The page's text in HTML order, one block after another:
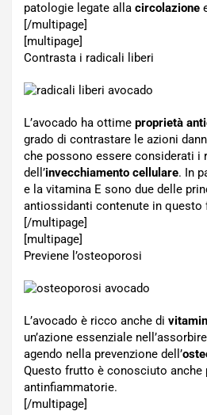
patologie legate alla circolazione
[/multipage]
[multipage]
Contrasta i radicali liberi
L’avocado ha ottime proprietà
grado di contrastare le azioni
che possono essere considerati i
dell’invecchiamento cellulare. In
e la vitamina E sono due delle
antiossidanti contenute in questo
[/multipage]
[multipage]
Previene l’osteoporosi
L’avocado è ricco anche di
un’azione essenziale
agendo nella prevenzione dell’
Questo frutto è conosciuto anche
antinfiammatorie.
[/multipage]